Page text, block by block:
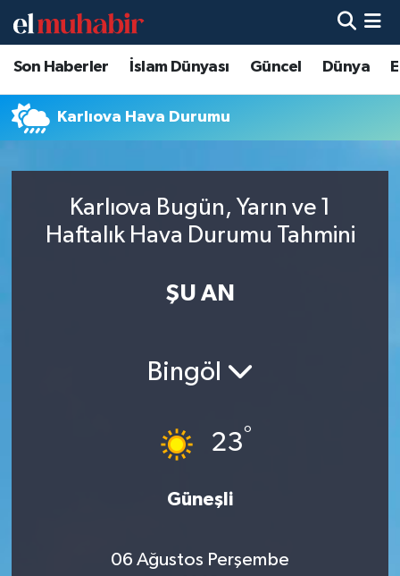
Son Haberler İslam Dünyası Güncel Dünya
Karlıova Hava Durumu
Karlıova Bugün, Yarın ve 1
Haftalık Hava Durumu Tahmini
ŞU AN
Bingöl
23°
Güneşli
06 Ağustos Perşembe
Hava Durumu
Trafik Durumu
Tüm Manşetler